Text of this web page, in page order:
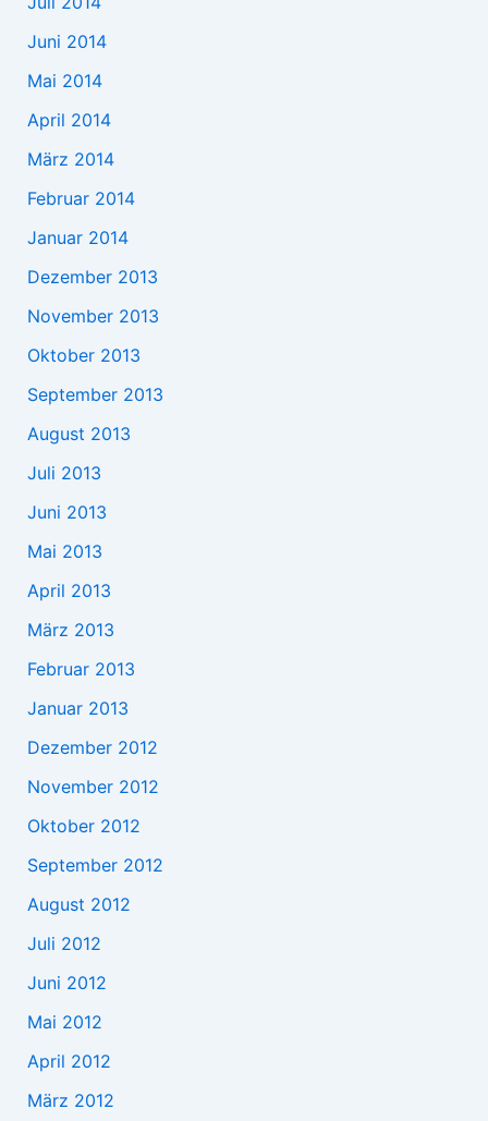
Juni 2014
Mai 2014
April 2014
März 2014
Februar 2014
Januar 2014
Dezember 2013
November 2013
Oktober 2013
September 2013
August 2013
Juli 2013
Juni 2013
Mai 2013
April 2013
März 2013
Februar 2013
Januar 2013
Dezember 2012
November 2012
Oktober 2012
September 2012
August 2012
Juli 2012
Juni 2012
Mai 2012
April 2012
März 2012